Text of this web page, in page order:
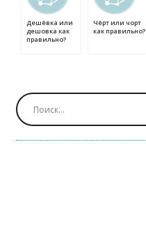
Дешёвка или
дешовка как
правильно?
Чёрт или чорт
как правильно?